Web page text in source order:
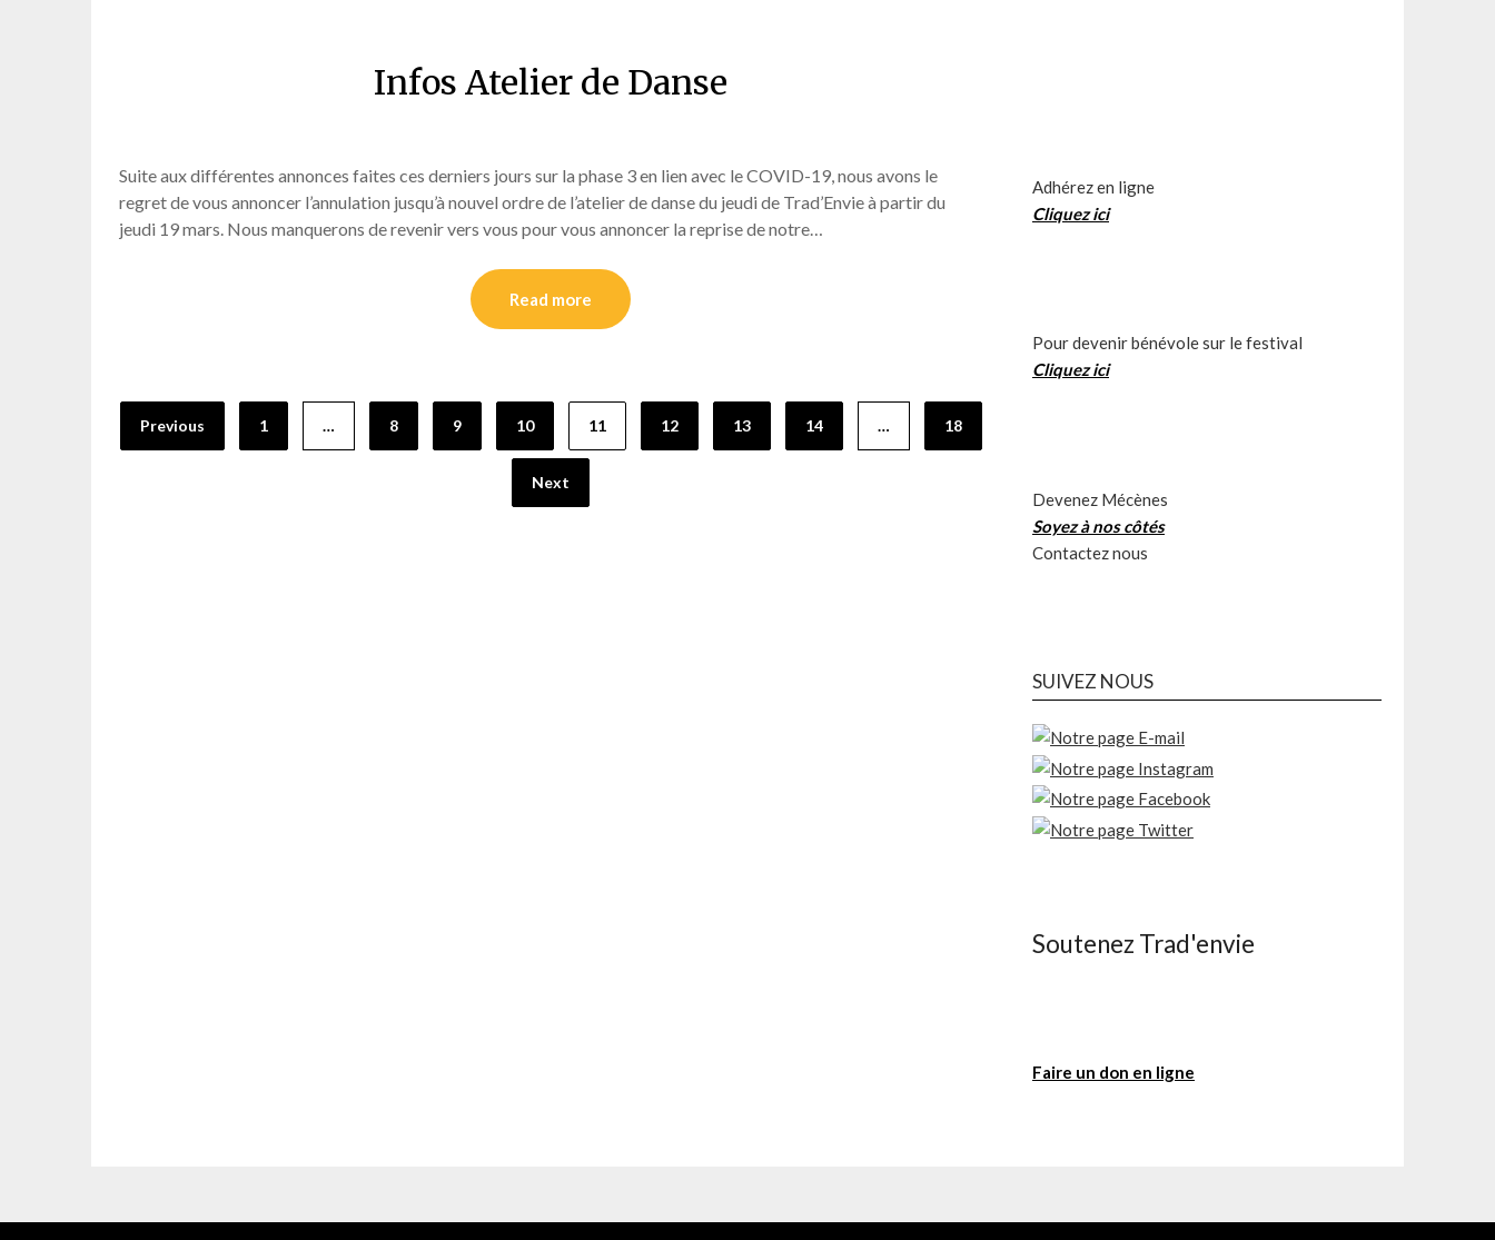
Infos Atelier de Danse
Suite aux différentes annonces faites ces derniers jours sur la phase 3 en lien avec le COVID-19, nous avons le
regret de vous annoncer l’annulation jusqu’à nouvel ordre de l’atelier de danse du jeudi de Trad’Envie à partir du
jeudi 19 mars. Nous manquerons de revenir vers vous pour vous annoncer la reprise de notre…
Read more
Pagination
des
Previous 1 … 8 9 10 11 12 13 14 … 18
Next
Adhérez en ligne
Cliquez ici
Pour devenir bénévole sur le festival
Cliquez ici
Devenez Mécènes
Soyez à nos côtés
Contactez nous
SUIVEZ NOUS
Soutenez Trad'envie
Faire un don en ligne